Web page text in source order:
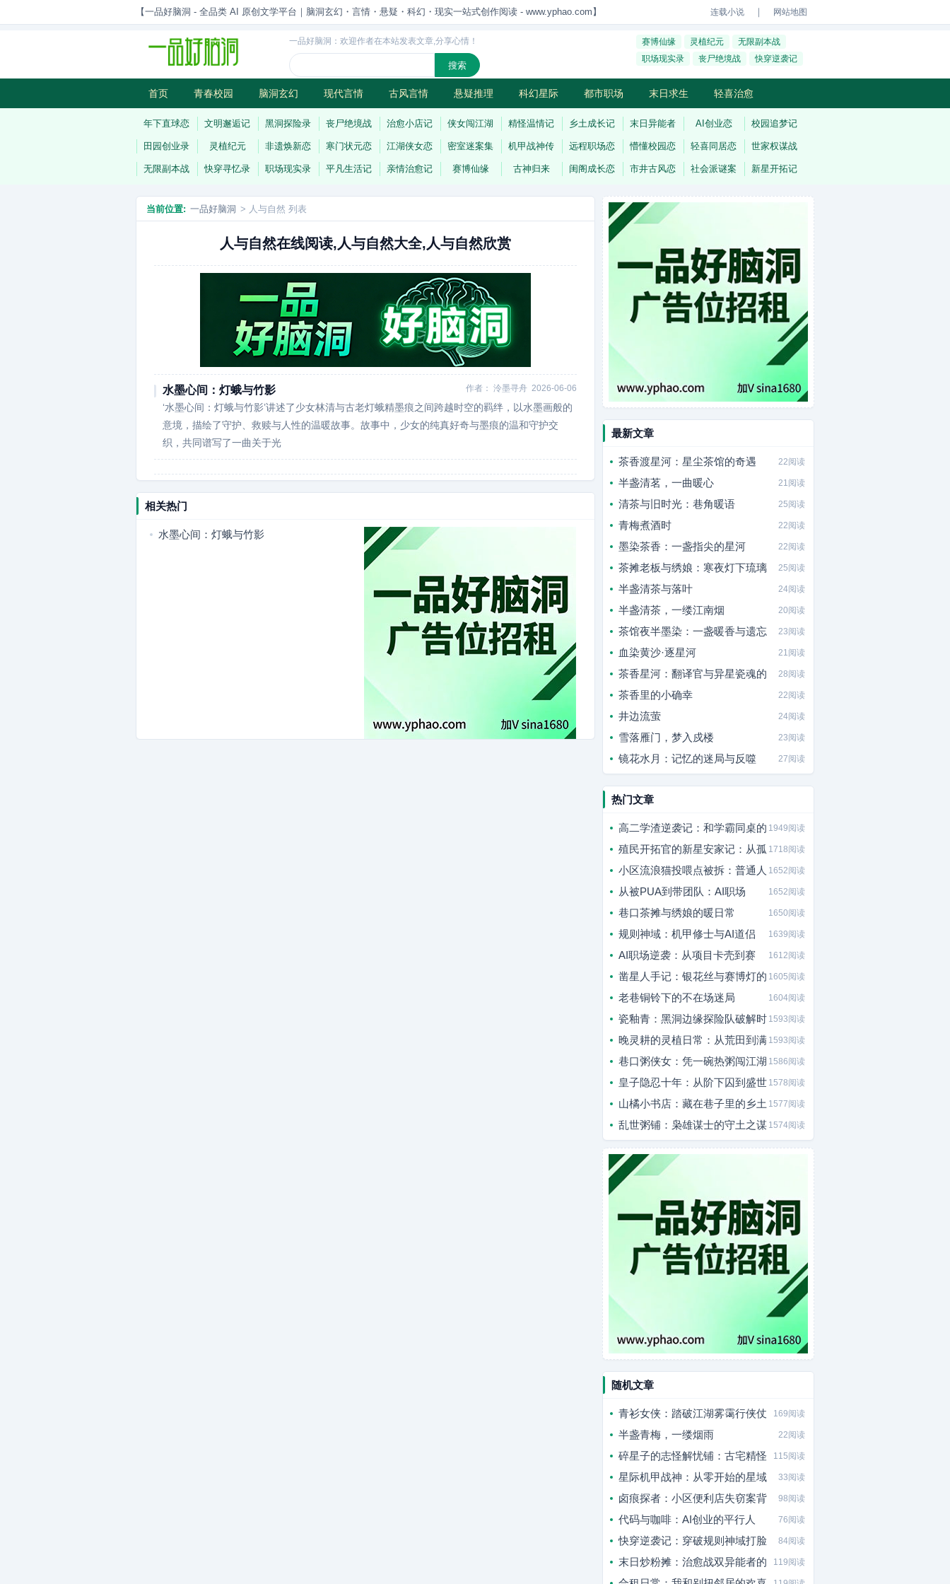
【一品好脑洞 - 全品类 AI 原创文学平台｜脑洞玄幻・言情・悬疑・科幻・现实一站式创作阅读 - www.yphao.com】 连载小说 ｜ 网站地图
一品好脑洞：欢迎作者在本站发表文章,分享心情！ 赛博仙缘 灵植纪元
无限副本战
职场现实录
丧尸绝境战 快穿逆袭记
首页 青春校园 脑洞玄幻 现代言情 古风言情 悬疑推理 科幻星际 都市职场 末日求生 轻喜治愈
历史权谋 武侠江湖 灵异志怪 连载
年下直球恋 文明邂逅记 黑洞探险录 丧尸绝境战 治愈小店记 侠女闯江湖 精怪温情记 乡土成长记 末日异能者 AI创业恋 校园追梦记
田园创业录 灵植纪元 非遗焕新恋 寒门状元恋 江湖侠女恋 密室迷案集 机甲战神传 远程职场恋 懵懂校园恋 轻喜同居恋 世家权谋战
无限副本战 快穿寻忆录 职场现实录 平凡生活记 亲情治愈记 赛博仙缘 古神归来 闺阁成长恋 市井古风恋 社会派谜案 新星开拓记
当前位置: 一品好脑洞 > 人与自然 列表
人与自然在线阅读,人与自然大全,人与自然欣赏
水墨心间：灯蛾与竹影 作者： 泠墨寻舟 2026-06-06
‘水墨心间：灯蛾与竹影’讲述了少女林清与古老灯蛾精墨痕之间跨越时空的羁绊，以水墨画般的
意境，描绘了守护、救赎与人性的温暖故事。故事中，少女的纯真好奇与墨痕的温和守护交
织，共同谱写了一曲关于光
相关热门
水墨心间：灯蛾与竹影
最新文章
茶香渡星河：星尘茶馆的奇遇 22阅读
半盏清茗，一曲暖心 21阅读
清茶与旧时光：巷角暖语 25阅读
青梅煮酒时 22阅读
墨染茶香：一盏指尖的星河 22阅读
茶摊老板与绣娘：寒夜灯下琉璃 25阅读
半盏清茶与落叶 24阅读
半盏清茶，一缕江南烟 20阅读
茶馆夜半墨染：一盏暖香与遗忘 23阅读
血染黄沙·逐星河 21阅读
茶香星河：翻译官与异星瓷魂的 28阅读
茶香里的小确幸 22阅读
井边流萤 24阅读
雪落雁门，梦入戍楼 23阅读
镜花水月：记忆的迷局与反噬 27阅读
热门文章
高二学渣逆袭记：和学霸同桌的 1949阅读
殖民开拓官的新星安家记：从孤 1718阅读
小区流浪猫投喂点被拆：普通人 1652阅读
从被PUA到带团队：AI职场 1652阅读
巷口茶摊与绣娘的暖日常 1650阅读
规则神域：机甲修士与AI道侣 1639阅读
AI职场逆袭：从项目卡壳到赛 1612阅读
凿星人手记：银花丝与赛博灯的 1605阅读
老巷铜铃下的不在场迷局 1604阅读
瓷釉青：黑洞边缘探险队破解时 1593阅读
晚灵耕的灵植日常：从荒田到满 1593阅读
巷口粥侠女：凭一碗热粥闯江湖 1586阅读
皇子隐忍十年：从阶下囚到盛世 1578阅读
山橘小书店：藏在巷子里的乡土 1577阅读
乱世粥铺：枭雄谋士的守土之谋 1574阅读
随机文章
青衫女侠：踏破江湖雾霭行侠仗 169阅读
半盏青梅，一缕烟雨 22阅读
碎星子的志怪解忧铺：古宅精怪 115阅读
星际机甲战神：从零开始的星域 33阅读
卤痕探者：小区便利店失窃案背 98阅读
代码与咖啡：AI创业的平行人 76阅读
快穿逆袭记：穿破规则神域打脸 84阅读
末日炒粉摊：治愈战双异能者的 119阅读